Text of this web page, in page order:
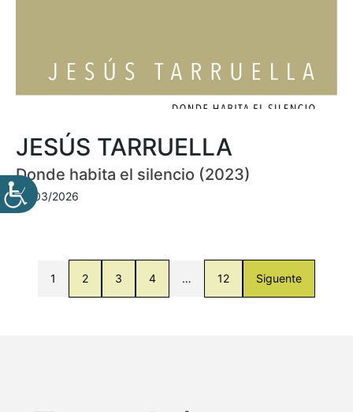
JESÚS TARRUELLA
Donde habita el silencio (2023)
30/03/2026
1 2 3 4 … 12 Siguente